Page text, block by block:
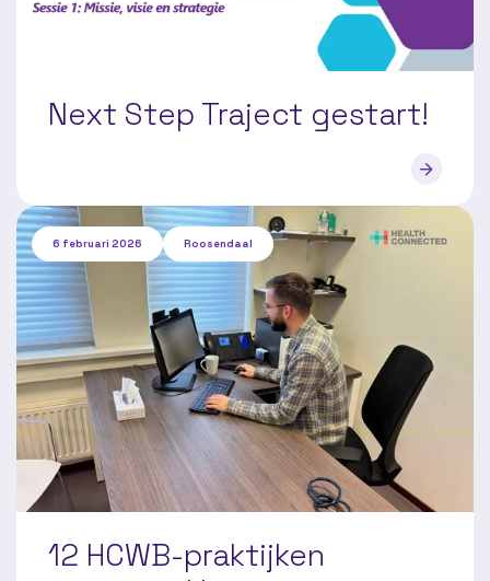
Next Step Traject gestart!
6 februari 2026 Roosendaal
12 HCWB-praktijken